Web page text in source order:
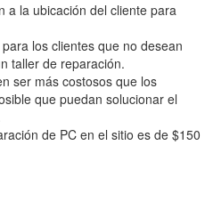
a la ubicación del cliente para
los clientes que no desean
taller de reparación.
ser más costosos que los
que puedan solucionar el
de PC en el sitio es de $150